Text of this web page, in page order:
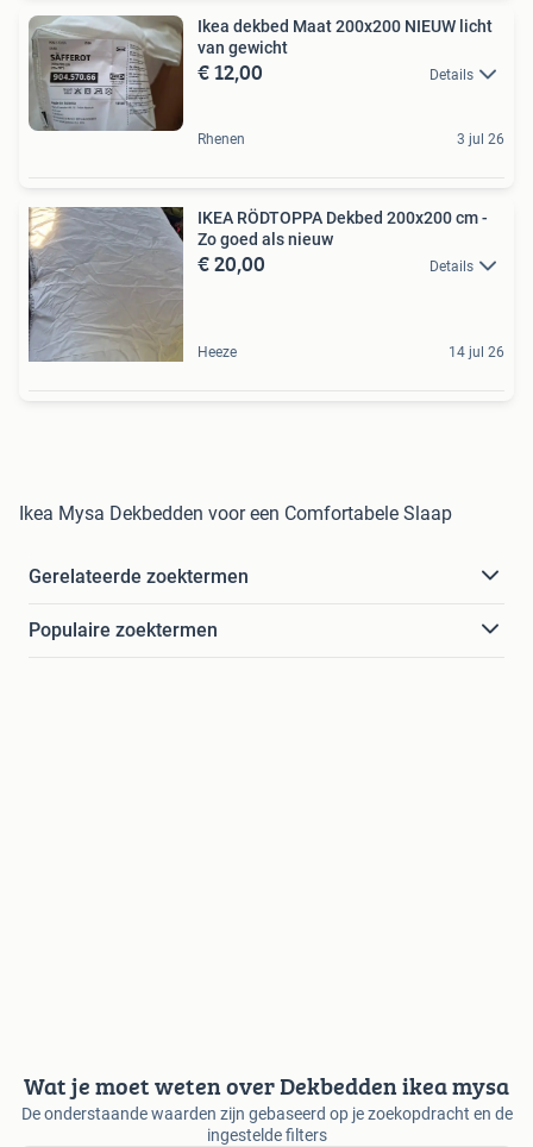
Ikea dekbed Maat 200x200 NIEUW licht
van gewicht
€ 12,00 Details
Rhenen 3 jul 26
IKEA RÖDTOPPA Dekbed 200x200 cm -
Zo goed als nieuw
€ 20,00 Details
Heeze 14 jul 26
Ikea Mysa Dekbedden voor een Comfortabele Slaap
Gerelateerde zoektermen
Populaire zoektermen
Wat je moet weten over Dekbedden ikea mysa
De onderstaande waarden zijn gebaseerd op je zoekopdracht en de
ingestelde filters